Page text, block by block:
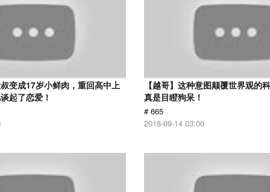
变成17岁小鲜肉，重回高中上
起了恋爱！
【越哥】这种意图颠覆世界观的
真是目瞪狗呆！
# 665
2018-09-14 03:00